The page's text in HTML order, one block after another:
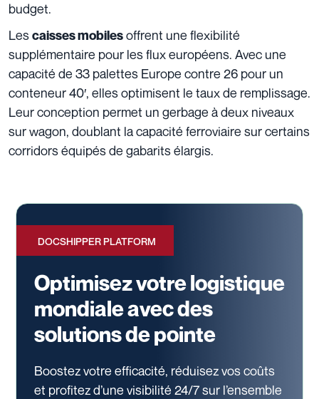
budget.
Lescaisses mobilesoffrent une flexibilité
supplémentaire pour les flux européens. Avec une
capacité de 33 palettes Europe contre 26 pour un
conteneur 40′, elles optimisent le taux de remplissage.
Leur conception permet un gerbage à deux niveaux
sur wagon, doublant la capacité ferroviaire sur certains
corridors équipés de gabarits élargis.
DOCSHIPPER PLATFORM
Optimisez votre logistique
mondiale avec des
solutions de pointe
Boostez votre efficacité, réduisez vos coûts
et profitez d’une visibilité 24/7sur l’ensemble